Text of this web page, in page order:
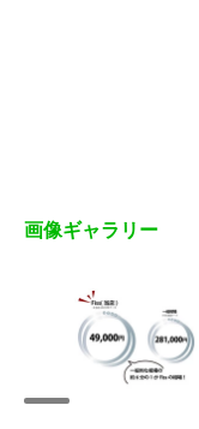
画像ギャラリー